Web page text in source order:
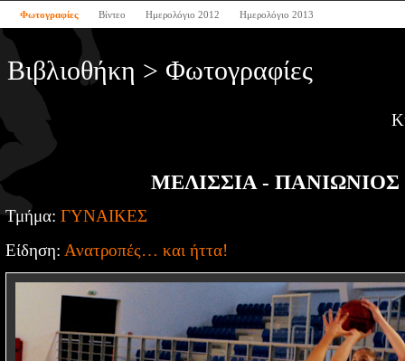
Φωτογραφίες Βίντεο Ημερολόγιο 2012 Ημερολόγιο 2013
Βιβλιοθήκη > Φωτογραφίες
ΜΕΛΙΣΣΙΑ - ΠΑΝΙΩΝΙΟΣ
Τμήμα: ΓΥΝΑΙΚΕΣ
Είδηση: Ανατροπές… και ήττα!